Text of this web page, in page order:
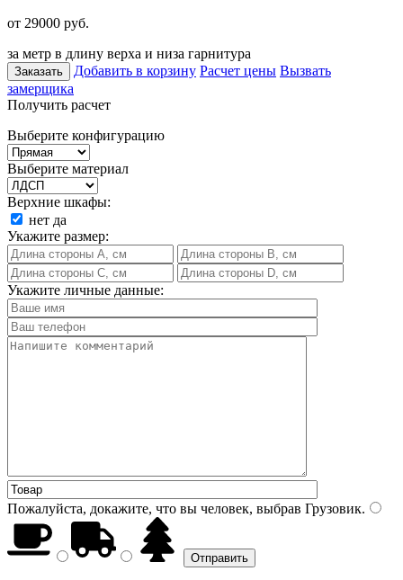
от 29000 руб.
за метр в длину верха и низа гарнитура
Заказать Добавить в корзину Расчет цены Вызвать
замерщика
Получить расчет
Выберите конфигурацию
Выберите материал
Верхние шкафы:
нет да
Укажите размер:
Укажите личные данные:
Пожалуйста, докажите, что вы человек, выбрав Грузовик.